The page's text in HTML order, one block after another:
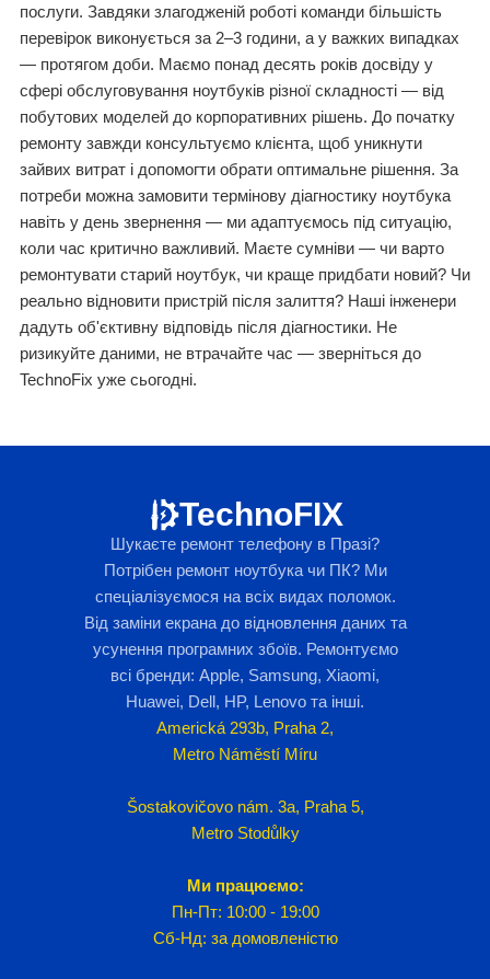
послуги. Завдяки злагодженій роботі команди більшість
перевірок виконується за 2–3 години, а у важких випадках
— протягом доби. Маємо понад десять років досвіду у
сфері обслуговування ноутбуків різної складності — від
побутових моделей до корпоративних рішень. До початку
ремонту завжди консультуємо клієнта, щоб уникнути
зайвих витрат і допомогти обрати оптимальне рішення. За
потреби можна замовити термінову діагностику ноутбука
навіть у день звернення — ми адаптуємось під ситуацію,
коли час критично важливий. Маєте сумніви — чи варто
ремонтувати старий ноутбук, чи краще придбати новий? Чи
реально відновити пристрій після залиття? Наші інженери
дадуть об'єктивну відповідь після діагностики. Не
ризикуйте даними, не втрачайте час — зверніться до
TechnoFix уже сьогодні.
TechnoFIX
Шукаєте ремонт телефону в Празі?
Потрібен ремонт ноутбука чи ПК? Ми
спеціалізуємося на всіх видах поломок.
Від заміни екрана до відновлення даних та
усунення програмних збоїв. Ремонтуємо
всі бренди: Apple, Samsung, Xiaomi,
Huawei, Dell, HP, Lenovo та інші.
Americká 293b, Praha 2,
Metro Náměstí Míru
Šostakovičovo nám. 3a, Praha 5,
Metro Stodůlky
Ми працюємо:
Пн-Пт: 10:00 - 19:00
Сб-Нд: за домовленістю